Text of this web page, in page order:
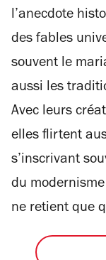
l’anecdote
des fables
souvent le
aussi les
Avec leurs
elles flirtent
s’inscrivant
du
ne retient que